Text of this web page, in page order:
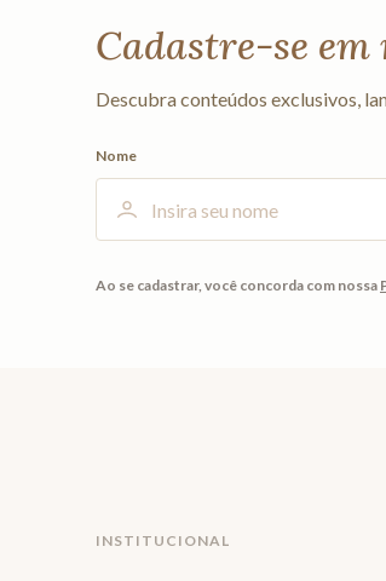
Cadastre-se
Descubra conteúdos exclusivos,
Nome
Ao se cadastrar, você concorda com nossa
INSTITUCIONAL